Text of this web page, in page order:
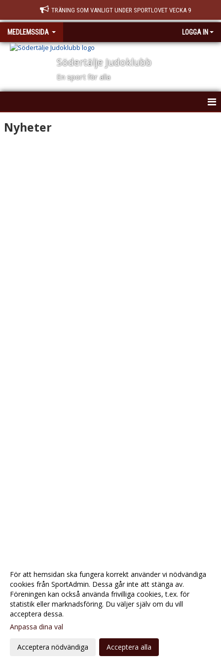
TRÄNING SOM VANLIGT UNDER SPORTLOVET VECKA 9
MEDLEMSSIDA LOGGA IN
Södertälje Judoklubb
En sport för alla
HEM
Nyheter
inställningar
Webbversion
För att hemsidan ska fungera korrekt använder vi nödvändiga
cookies från SportAdmin. Dessa går inte att stänga av.
Föreningen kan också använda frivilliga cookies, t.ex. för
statistik eller marknadsföring. Du väljer själv om du vill
acceptera dessa.
Anpassa dina val
Acceptera nödvändiga Acceptera alla